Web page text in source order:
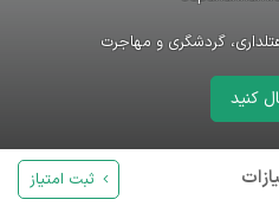
گردشگری و مهاجرت
کنید
ثبت امتیاز